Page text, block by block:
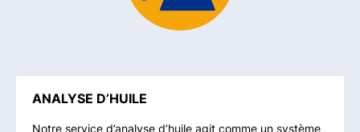
ANALYSE D’HUILE
Notre service d’analyse d’huile agit comme un système